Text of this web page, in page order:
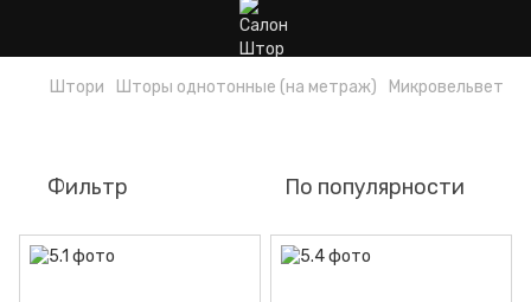
Штори Шторы однотонные (на метраж) Микровельвет
Фильтр По популярности